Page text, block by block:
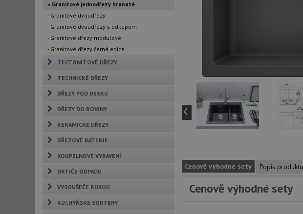
» Granitové jednodřezy hranaté
- Granitové dvoudřezy
- Granitové dvoudřezy s odkapem
- Granitové dřezy modulové
- Granitové dřezy černá edice
TECTONITOVÉ DŘEZY
TECHNICKÉ DŘEZY
DŘEZY POD DESKU
DŘEZY DO ROVINY
KERAMICKÉ DŘEZY
DŘEZOVÉ BATERIE
KOUPELNOVÉ VYBAVENÍ
DRTIČE ODPADU
VYSOUŠEČE RUKOU
KUCHYŇSKÉ SORTERY
‹
Cenově výhodné sety Popis produktu
Cenově výhodné sety